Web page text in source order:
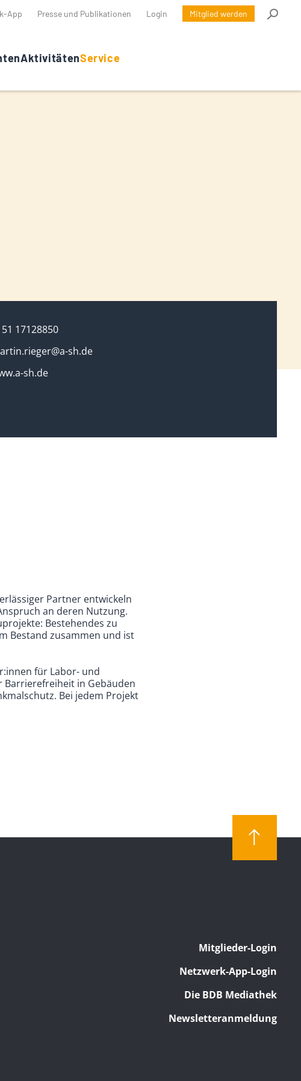
App Presse und Publikationen Login Mitglied werden
AktivitätenService
17128850
sh.de
sh.de
Partner entwickeln
an deren Nutzung.
Bestehendes zu
Bestand zusammen und ist
für Labor- und
Barriere­frei­heit in Gebäuden
Bei jedem Projekt
Mitglieder-Login
Netzwerk-App-Login
Die BDB Mediathek
Newsletteranmeldung